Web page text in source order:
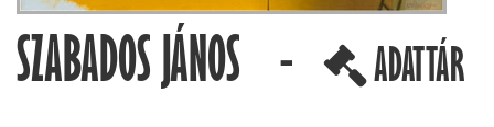
SZABADOS JÁNOS - ADATTÁR